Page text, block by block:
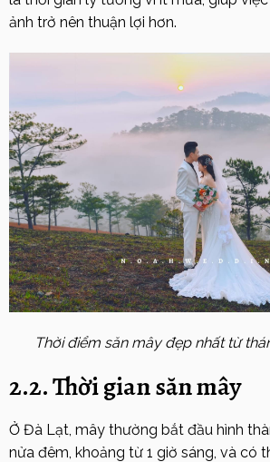
ảnh trở nên thuận lợi hơn.
Thời điểm săn mây đẹp nhất từ
2.2. Thời gian săn mây
Ở Đà Lạt, mây thường bắt đầu hình
nửa đêm, khoảng từ 1 giờ sáng, và có